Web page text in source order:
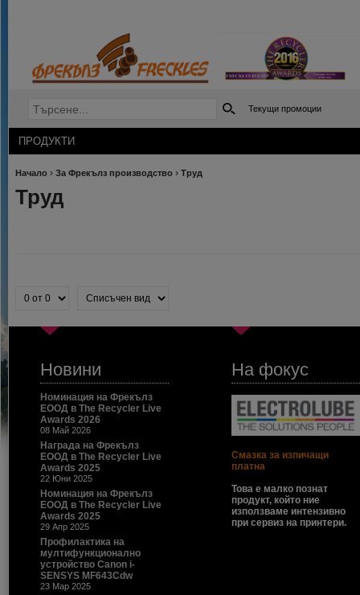
Текущи промоции
ПРОДУКТИ
Начало › За Фрекълз производство › Труд
Труд
Новини
Номинация на Фрекълз
ЕООД в The Recycler Live
Awards 2026
08 Май 2026
Награда на Фрекълз
ЕООД в The Recycler Live
Awards 2025
22 Юни 2025
Номинация на Фрекълз
ЕООД в The Recycler Live
Awards 2025
29 Апр 2025
Профилактика на
мултифункционално
устройство Canon i-
SENSYS MF643Cdw
23 Мар 2025
На фокус
Смазка за изпичащи
платна
Това е малко познат
продукт, който ние
използваме интензивно
при сервиз на принтери.